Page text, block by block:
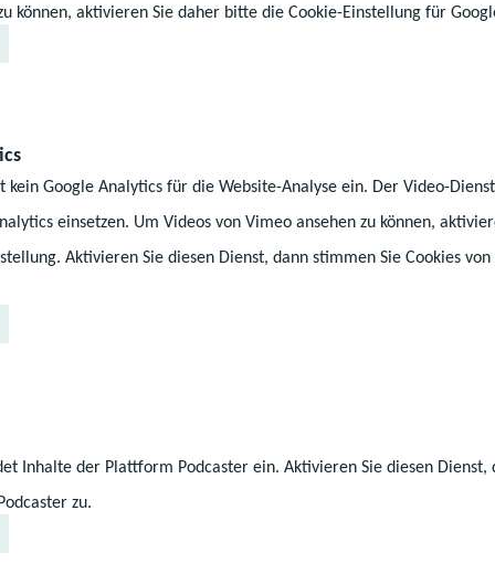
können, aktivieren Sie daher bitte die Cookie-Einstellung für
kein Google Analytics für die Website-Analyse ein. Der Video-
einsetzen. Um Videos von Vimeo ansehen zu können,
Aktivieren Sie diesen Dienst, dann stimmen Sie Cookies von
Inhalte der Plattform Podcaster ein. Aktivieren Sie diesen Dienst,
zu.
про повну
кордоном, може
нижче трьом
(атестат про загальну середню